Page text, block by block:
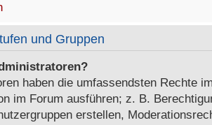
und Gruppen
haben die umfassendsten Rechte
im Forum ausführen; z. B.
erstellen,